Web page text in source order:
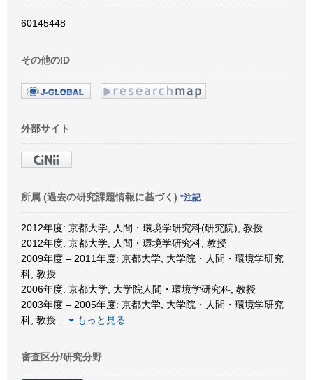
60145448
その他のID
外部サイト
所属 (過去の研究課題情報に基づく) *注記
2012年度: 京都大学, 人間・環境学研究科(研究院), 教授
2012年度: 京都大学, 人間・環境学研究科, 教授
2009年度 – 2011年度: 京都大学, 大学院・人間・環境学研究
科, 教授
2006年度: 京都大学, 大学院人間・環境学研究科, 教授
2003年度 – 2005年度: 京都大学, 大学院・人間・環境学研究
科, 教授
もっと見る
審査区分/研究分野